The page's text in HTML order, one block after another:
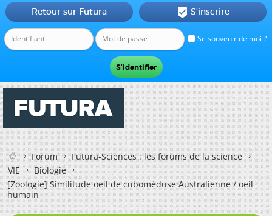
Se souvenir de moi ?
Retour sur Futura  S'inscrire
Forum
Futura-Sciences : les forums de la science
VIE
Biologie
[Zoologie]Similitude oeil de cuboméduse Australienne / oeil
humain